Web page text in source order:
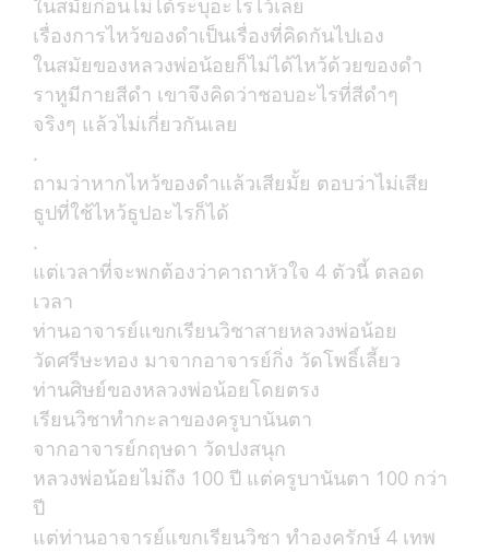
ในสมัยก่อนไม่ได้ระบุอะไรไว้เลย
เรื่องการไหว้ของดำเป็นเรื่องที่คิดกันไปเอง
ในสมัยของหลวงพ่อน้อยก็ไม่ได้ไหว้ด้วยของดำ
ราหูมีกายสีดำ เขาจึงคิดว่าชอบอะไรที่สีดำๆ
จริงๆ แล้วไม่เกี่ยวกันเลย
.
ถามว่าหากไหว้ของดำแล้วเสียมั้ย ตอบว่าไม่เสีย
ธูปที่ใช้ไหว้ธูปอะไรก็ได้
.
แต่เวลาที่จะพกต้องว่าคาถาหัวใจ 4 ตัวนี้ ตลอด
เวลา
ท่านอาจารย์แขกเรียนวิชาสายหลวงพ่อน้อย
วัดศรีษะทอง มาจากอาจารย์กิ่ง วัดโพธิ์เลี้ยว
ท่านศิษย์ของหลวงพ่อน้อยโดยตรง
เรียนวิชาทำกะลาของครูบานันตา
จากอาจารย์กฤษดา วัดปงสนุก
หลวงพ่อน้อยไม่ถึง 100 ปี แต่ครูบานันตา 100 กว่า
ปี
แต่ท่านอาจารย์แขกเรียนวิชา ทำองครักษ์ 4 เทพ